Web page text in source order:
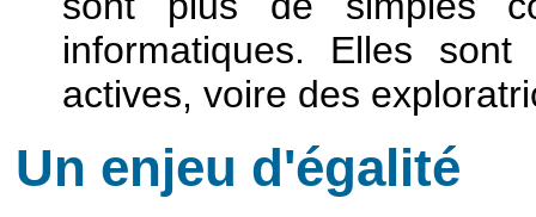
informatiques. Elles
actives, voire des
Un enjeu d'égalité